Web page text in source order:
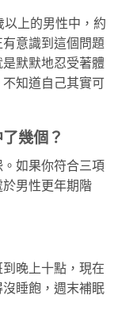
上的男性中，約
意識到這個問題
默默地忍受著體
知道自己其實可
幾個？
如果你符合三項
男性更年期階
晚上十點，現在
睡飽，週末補眠